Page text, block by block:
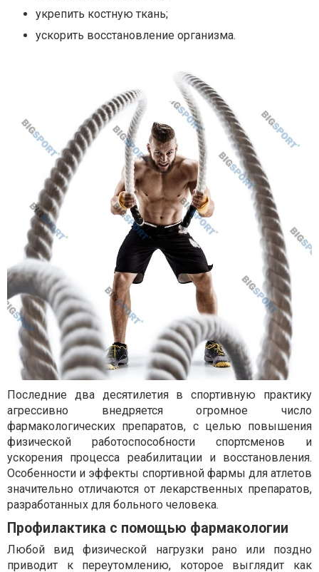
укрепить костную ткань;
ускорить восстановление организма.
Последние два десятилетия в спортивную практику
агрессивно внедряется огромное число
фармакологических препаратов, с целью повышения
физической работоспособности спортсменов и
ускорения процесса реабилитации и восстановления.
Особенности и эффекты спортивной фармы для атлетов
значительно отличаются от лекарственных препаратов,
разработанных для больного человека.
Профилактика с помощью фармакологии
Любой вид физической нагрузки рано или поздно
приводит к переутомлению, которое выглядит как